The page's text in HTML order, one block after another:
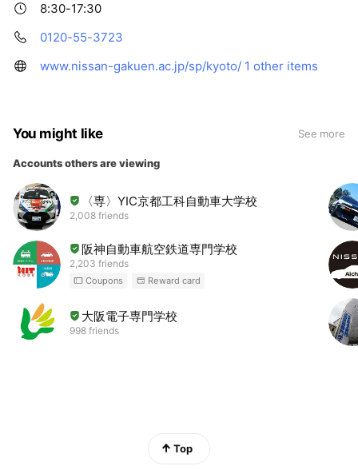
8:30-17:30
0120-55-3723
www.nissan-gakuen.ac.jp/sp/kyoto/ 1 other items
You might like See more
Accounts others are viewing
〈専〉YIC京都工科自動車大学校
2,008 friends
阪神自動車航空鉄道専門学校
2,203 friends
Coupons Reward card
大阪電子専門学校
998 friends
Top